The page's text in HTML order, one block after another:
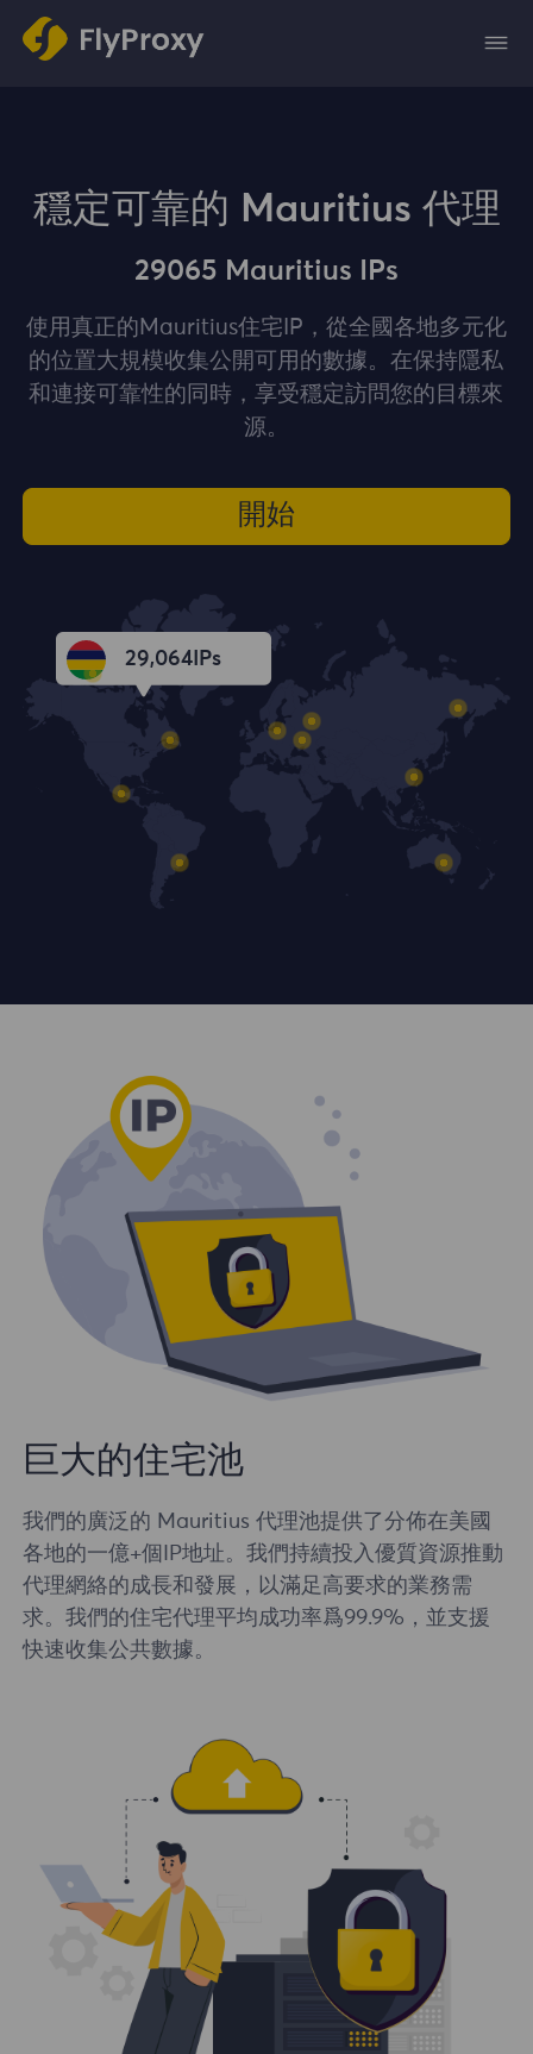
穩定可靠的 Mauritius 代理
29065 Mauritius IPs
使用真正的Mauritius住宅IP，從全國各地多元化
的位置大規模收集公開可用的數據。在保持隱私
和連接可靠性的同時，享受穩定訪問您的目標來
源。
開始
29,065IPs
巨大的住宅池
我們的廣泛的 Mauritius 代理池提供了分佈在美國
各地的一億+個IP地址。我們持續投入優質資源推動
代理網絡的成長和發展，以滿足高要求的業務需
求。我們的住宅代理平均成功率爲99.9%，並支援
快速收集公共數據。